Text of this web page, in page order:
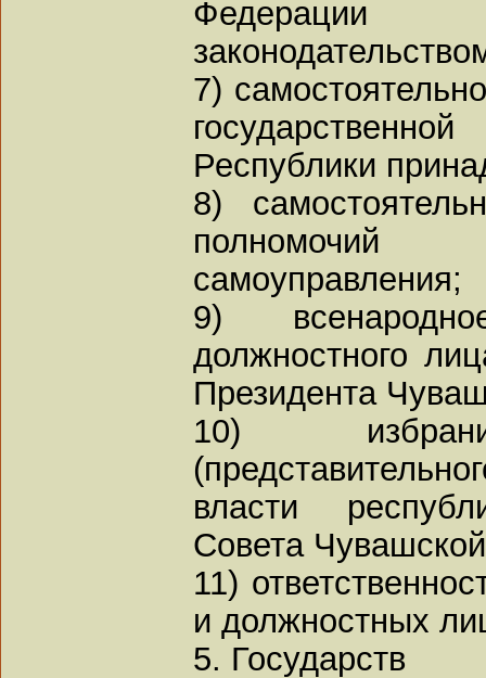
7)
Республики
8)
полномочий
самоуправления;
9)
должностного
Президента
10)
власти
Совета
11)
и должностных
5. Государств